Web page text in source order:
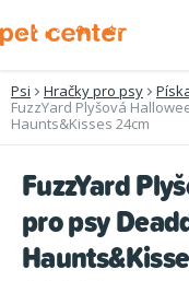
na
Psi Hračky pro psy
FuzzYard Plyšová
Haunts&Kisses 24cm
FuzzYard
pro psy